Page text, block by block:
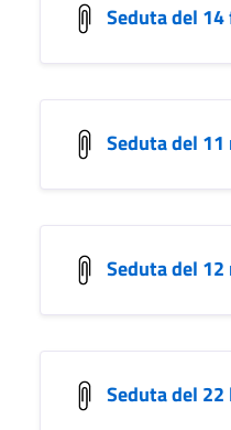
Seduta del
Seduta del
Seduta del
Seduta del